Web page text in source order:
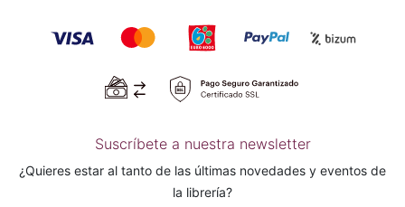
Suscríbete a nuestra newsletter
¿Quieres estar al tanto de las últimas novedades y eventos de
la librería?